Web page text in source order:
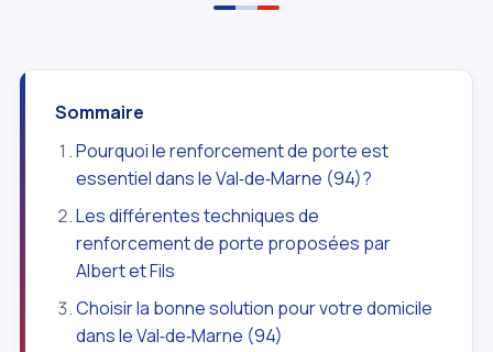
Sommaire
Pourquoi le renforcement de porte est
essentiel dans le Val‑de‑Marne (94)?
Les différentes techniques de
renforcement de porte proposées par
Albert et Fils
Choisir la bonne solution pour votre domicile
dans le Val‑de‑Marne (94)